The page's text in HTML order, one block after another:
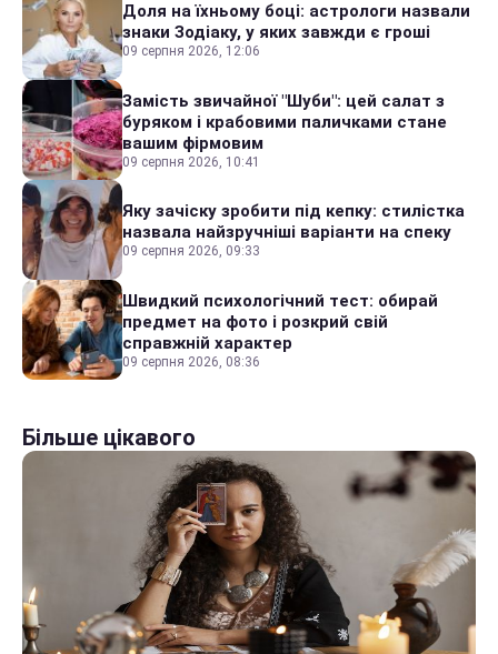
Доля на їхньому боці: астрологи назвали
знаки Зодіаку, у яких завжди є гроші
09 серпня 2026, 12:06
Замість звичайної "Шуби": цей салат з
буряком і крабовими паличками стане
вашим фірмовим
09 серпня 2026, 10:41
Яку зачіску зробити під кепку: стилістка
назвала найзручніші варіанти на спеку
09 серпня 2026, 09:33
Швидкий психологічний тест: обирай
предмет на фото і розкрий свій
справжній характер
09 серпня 2026, 08:36
Більше цікавого